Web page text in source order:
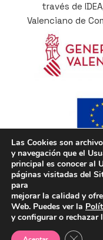
Las Cookies son
y navegación que el
principal es conocer al
páginas visitadas del
para
mejorar la calidad y
Web. Puedes ver la
y configurar o rechazar
Cerrar
través de
Valenciano de
Cofinançat
Programa
Comunitat
resposta de la